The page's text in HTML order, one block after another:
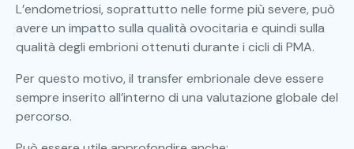
L’endometriosi, soprattutto nelle forme più severe, può
avere un impatto sulla qualità ovocitaria e quindi sulla
qualità degli embrioni ottenuti durante i cicli di PMA.
Per questo motivo, il transfer embrionale deve essere
sempre inserito all’interno di una valutazione globale del
percorso.